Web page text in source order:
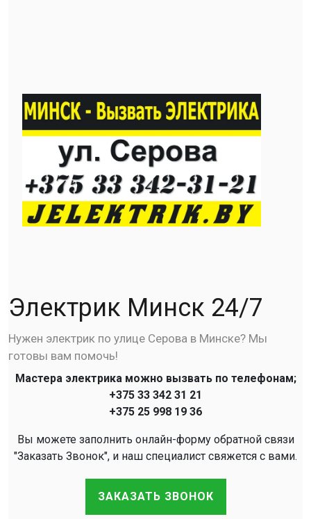
Электрик Минск 24/7
Нужен электрик по улице Серова в Минске? Мы
готовы вам помочь!
Мастера электрика можно вызвать по телефонам;
+375 33 342 31 21
+375 25 998 19 36
Вы можете заполнить онлайн-форму обратной связи
"Заказать Звонок", и наш специалист свяжется с вами.
ЗАКАЗАТЬ ЗВОНОК